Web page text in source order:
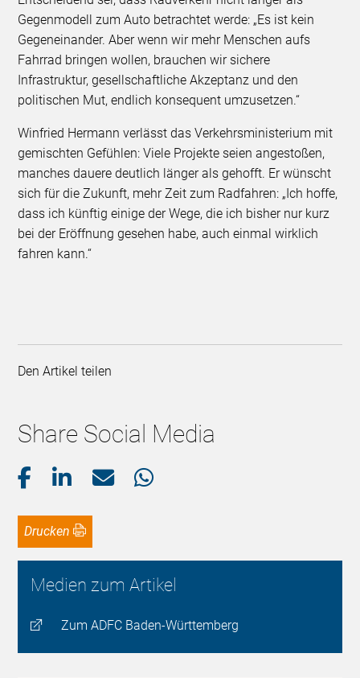
Gegenmodell zum Auto betrachtet werde: „Es ist kein
Gegeneinander. Aber wenn wir mehr Menschen aufs
Fahrrad bringen wollen, brauchen wir sichere
Infrastruktur, gesellschaftliche Akzeptanz und den
politischen Mut, endlich konsequent umzusetzen.“
Winfried Hermann verlässt das Verkehrsministerium mit
gemischten Gefühlen: Viele Projekte seien angestoßen,
manches dauere deutlich länger als gehofft. Er wünscht
sich für die Zukunft, mehr Zeit zum Radfahren: „Ich hoffe,
dass ich künftig einige der Wege, die ich bisher nur kurz
bei der Eröffnung gesehen habe, auch einmal wirklich
fahren kann.“
Den Artikel teilen
Share Social Media
Drucken
Medien zum Artikel
Zum ADFC Baden-Württemberg